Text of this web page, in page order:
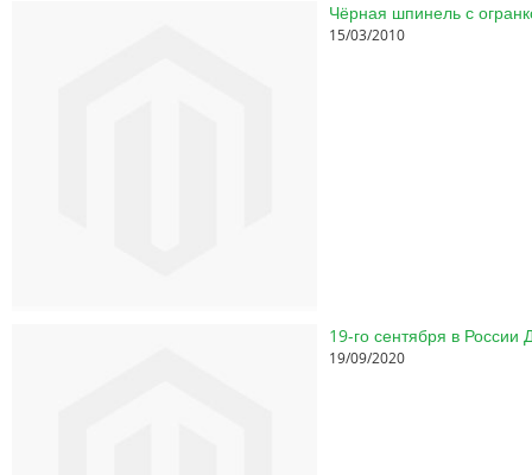
Чёрная шпинель с
15/03/2010
19-го сентября в
19/09/2020